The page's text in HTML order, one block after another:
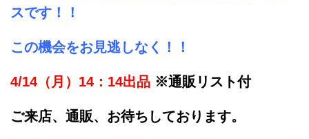
スです！！
この機会をお見逃しなく！！
4/14（月）14：14出品 ※通販リスト付
ご来店、通販、お待ちしております。